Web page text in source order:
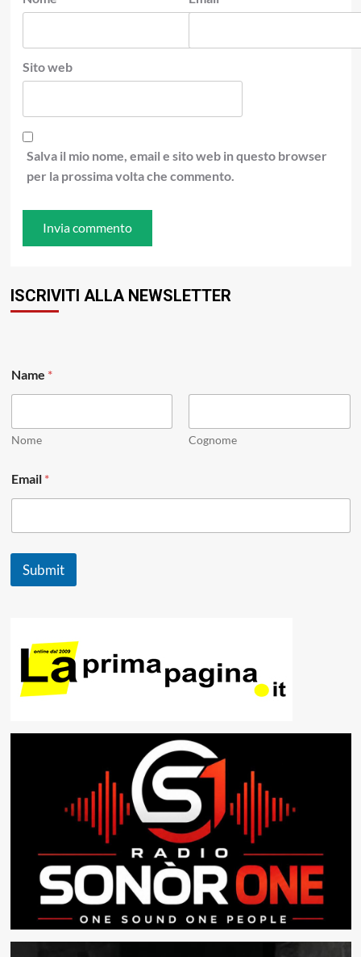
Sito web
Salva il mio nome, email e sito web in questo browser
per la prossima volta che commento.
ISCRIVITI ALLA NEWSLETTER
E
m
l
Name *
Nome Cognome
Email *
Submit